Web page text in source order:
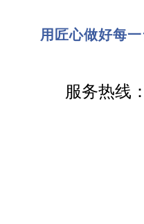
用匠心做好每一
服务热线：